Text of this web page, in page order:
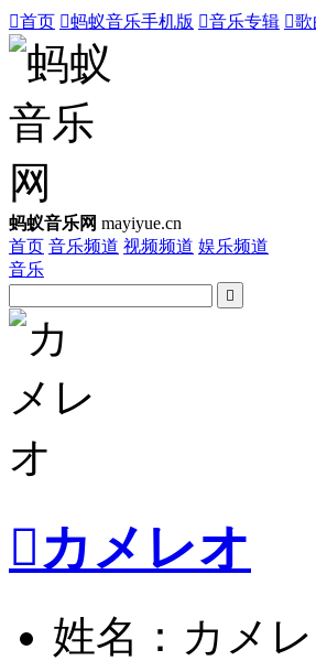
首页 蚂蚁音乐手机版 音乐专辑 歌
蚂蚁音乐网 mayiyue.cn
首页 音乐频道 视频频道 娱乐频道
音乐

カメレオ
姓名：カメ